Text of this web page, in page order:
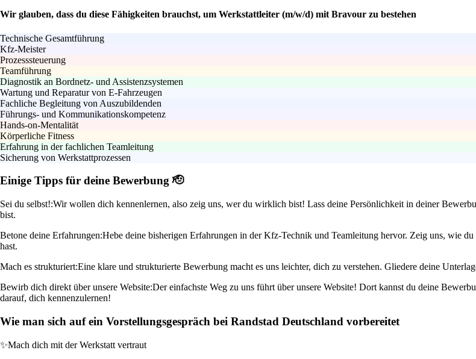
Wir glauben, dass du diese Fähigkeiten brauchst, um Werkstattleiter (m/w/d) mit Bravour zu bestehen
Technische Gesamtführung
Kfz-Meister
Prozesssteuerung
Teamführung
Diagnostik an Bordnetz- und Assistenzsystemen
Wartung und Reparatur von E-Fahrzeugen
Fachliche Begleitung von Auszubildenden
Führungs- und Kommunikationskompetenz
Hands-on-Mentalität
Körperliche Fitness
Erfahrung in der fachlichen Teamleitung
Sicherung von Werkstattprozessen
Einige Tipps für deine Bewerbung 🫡
Sei du selbst!:Wir wollen dich kennenlernen, also zeig uns, wer du wirklich bist! Lass deine Persönlichkeit in deiner
bist.
Betone deine Erfahrungen:Hebe deine bisherigen Erfahrungen in der Kfz-Technik und Teamleitung hervor. Zeig uns, wie
hast.
Mach es strukturiert:Eine klare und strukturierte Bewerbung macht es uns leichter, dich zu verstehen. Gliedere deine
Bewirb dich direkt über unsere Website:Der einfachste Weg zu uns führt über unsere Website! Dort kannst du deine
darauf, dich kennenzulernen!
Wie man sich auf ein Vorstellungsgespräch bei Randstad Deutschland vorbereitet
✨Mach dich mit der Werkstatt vertraut